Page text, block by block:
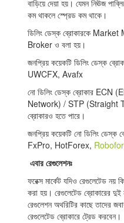
বাড়িয়ে দেয়া হয়। যেমন নিঊজ
কম থাকলে স্প্রেড কম থাকে।
ডিলিং ডেস্ক ব্রোকারকে
Broker ও বলা হয়।
জনপ্রিয় কয়েকটি ডিলিং ডেস্ক
UWCFX, Avafx
নো ডিলিং ডেস্ক ব্রোকার
Network) / STP (Straight
ব্রোকারও হতে পারে।
জনপ্রিয় কয়েকটি নো ডিলিং
FxPro, HotForex,
এবার রেগুলেশনঃ
ফরেক্স মার্কেট যদিও রেগুলেটেড নয়
করা হয়। রেগুলেটেড ব্রোকারের দুই
রেগুলেশন অথরিটির কাছে তাদের
রেগুলেটেড ব্রোকারে ট্রেড করবেন।